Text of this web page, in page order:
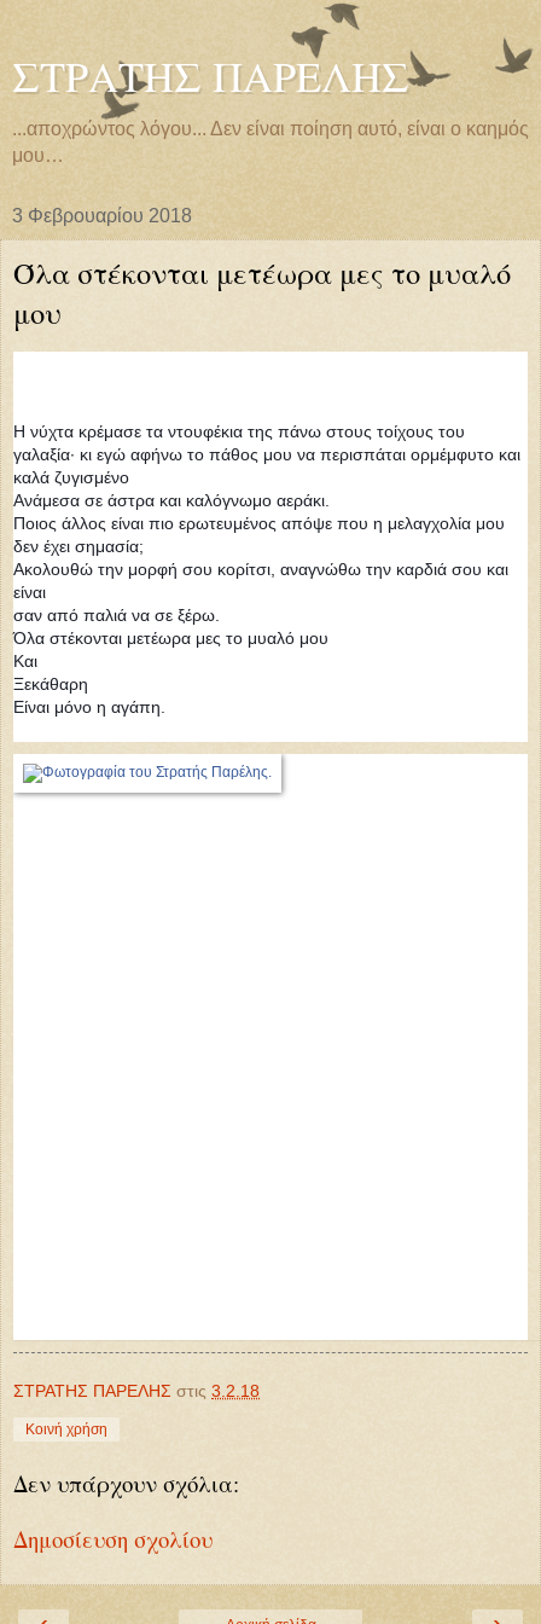
ΣΤΡΑΤΗΣ ΠΑΡΕΛΗΣ
...αποχρώντος λόγου... Δεν είναι ποίηση αυτό, είναι ο καημός
μου…
3 Φεβρουαρίου 2018
Όλα στέκονται μετέωρα μες το μυαλό
μου
Η νύχτα κρέμασε τα ντουφέκια της πάνω στους τοίχους του
γαλαξία· κι εγώ αφήνω το πάθος μου να περισπάται ορμέμφυτο και
καλά ζυγισμένο
Ανάμεσα σε άστρα και καλόγνωμο αεράκι.
Ποιος άλλος είναι πιο ερωτευμένος απόψε που η μελαγχολία μου
δεν έχει σημασία;
Ακολουθώ την μορφή σου κορίτσι, αναγνώθω την καρδιά σου και
είναι
σαν από παλιά να σε ξέρω.
Όλα στέκονται μετέωρα μες το μυαλό μου
Και
Ξεκάθαρη
Είναι μόνο η αγάπη.
ΣΤΡΑΤΗΣ ΠΑΡΕΛΗΣ στις 3.2.18
Κοινή χρήση
Δεν υπάρχουν σχόλια:
Δημοσίευση σχολίου